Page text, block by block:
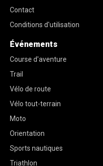
Contact
Conditions d'utilisation
Événements
Course d'aventure
Trail
Vélo de route
Vélo tout-terrain
Moto
Orientation
Sports nautiques
Triathlon